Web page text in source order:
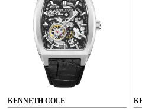
KENNETH COLE